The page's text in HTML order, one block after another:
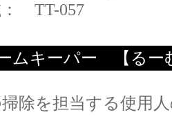
： TT-057
ムキーパー 【るー
除を担当する使用